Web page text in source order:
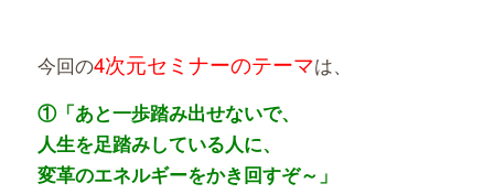
今回の4次元セミナーのテーマは、
①「あと一歩踏み出せないで、
人生を足踏みしている人に、
変革のエネルギーをかき回すぞ～」